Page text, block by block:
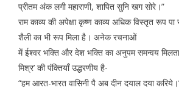
प्रीतम अंक लगी महाराणी, शापित सुनि खग सोरे।”
राम काव्य की अपेक्षा कृष्ण काव्य अधिक विस्तृत रूप पा
शैली का भी रूप मिला है। अनेक रचनाओं
में ईश्वर भक्ति और देश भक्ति का अनुपम समन्वय मिलता
मिश्र’ की पंक्तियाँ उद्धरणीय है-
“हम आरत-भारत वासिनी पै अब दीन दयाल दया